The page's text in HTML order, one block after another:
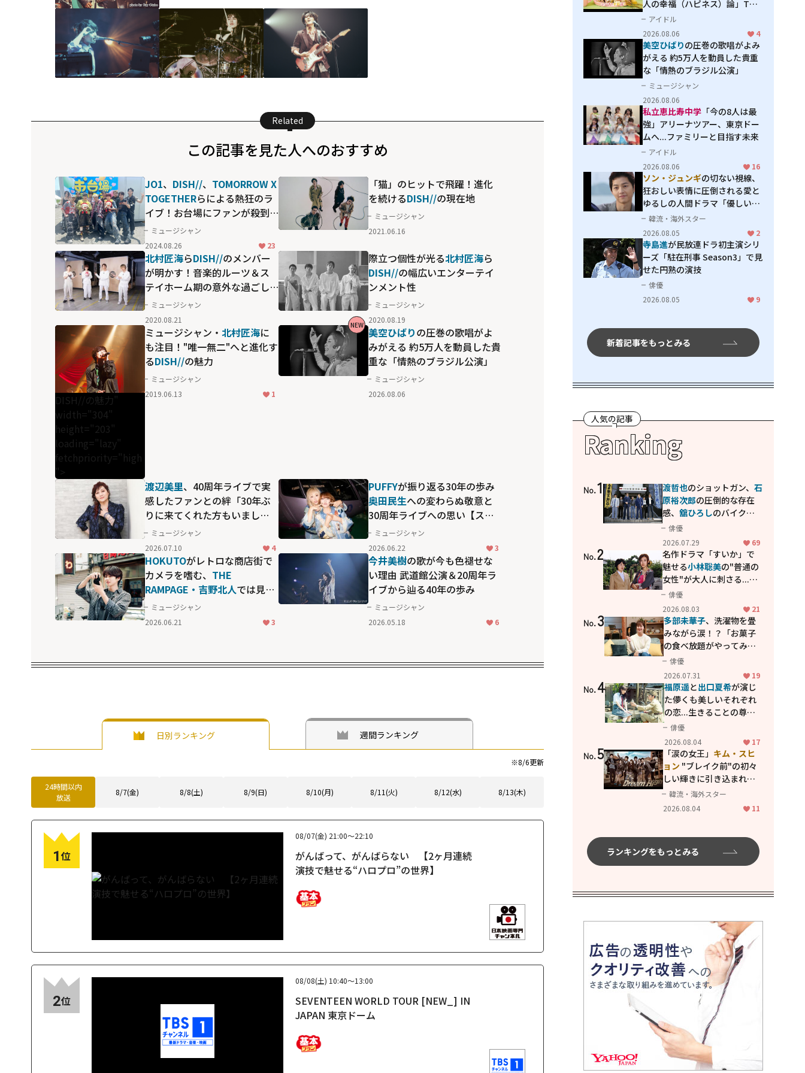
Related
この記事を見た人へのおすすめ
JO1、 DISH//、 TOMORROW X
TOGETHERらによる熱狂のラ
イブ！お台場にファンが殺到
した「めざましライブ」の名
場面
ミュージシャン
2024.08.26
23
「猫」のヒットで飛躍！進化
を続けるDISH//の現在地
ミュージシャン
2021.06.16
北村匠海らDISH//のメンバー
が明かす！音楽的ルーツ＆ス
テイホーム期の意外な過ごし
方ミュージシャン
2020.08.21
際立つ個性が光る北村匠海ら
DISH//の幅広いエンターテイ
ンメント性
ミュージシャン
2020.08.19
DISH//の魅力"
width="304"
height="203"
loading="lazy"
fetchpriority="high
">
ミュージシャン・ 北村匠海に
も注目！"唯一無二"へと進化す
るDISH//の魅力
ミュージシャン
2019.06.13
1
美空ひばりの圧巻の歌唱がよ
みがえる 約5万人を動員した貴
重な「情熱のブラジル公演」
ミュージシャン
2026.08.06
NEW
渡辺美里、40周年ライブで実
感したファンとの絆「30年ぶ
りに来てくれた方もいまし
た」
ミュージシャン
2026.07.10
4
PUFFYが振り返る30年の歩み
奥田民生への変わらぬ敬意と
30周年ライブへの思い【スカ
パー！30周年】
ミュージシャン
2026.06.22
3
HOKUTOがレトロな商店街で
カメラを嗜む、 THE
RAMPAGE・吉野北人では見ら
れない"素の顔"
ミュージシャン
2026.06.21
3
今井美樹の歌が今も色褪せな
い理由 武道館公演＆20周年ラ
イブから辿る40年の歩み
ミュージシャン
2026.05.18
6
日別ランキング 週間ランキング
※8/6更新
24時間以内
放送
8/7(金) 8/8(土) 8/9(日) 8/10(月) 8/11(火) 8/12(水) 8/13(木)
1位
08/07(金) 21:00～22:10
がんばって、がんばらない 【2ヶ月連続
演技で魅せる“ハロプロ”の世界】
2位
08/08(土) 10:40～13:00
SEVENTEEN WORLD TOUR [NEW_] IN
JAPAN 東京ドーム
人の幸福（ハピネス）論」THE
MAKING
アイドル
2026.08.06
4
美空ひばりの圧巻の歌唱がよみ
がえる 約5万人を動員した貴重
な「情熱のブラジル公演」
ミュージシャン
2026.08.06
私立恵比寿中学 「今の8人は最
強」アリーナツアー、東京ドー
ムへ...ファミリーと目指す未来
アイドル
2026.08.06
16
ソン・ジュンギの切ない視線、
狂おしい表情に圧倒される――愛と
ゆるしの人間ドラマ「優しい
男」
韓流・海外スター
2026.08.05
2
寺島進が民放連ドラ初主演シリ
ーズ「駐在刑事 Season3」で見
せた円熟の演技
俳優
2026.08.05
9
新着記事をもっとみる
人気の記事
Ranking
No.1 渡哲也のショットガン、石
原裕次郎の圧倒的な存在
感、舘ひろしのバイクア
クション！"大門軍団"の
カッコよさが詰まった
「西部警察 PART-II」
俳優
2026.07.29
69
No.2
名作ドラマ「すいか」で
魅せる小林聡美の"普通の
女性"が大人に刺さる...映
画「かもめ食堂」にも通
じる静かな芝居
俳優
2026.08.03
21
No.3 多部未華子、洗濯物を畳
みながら涙！？「お菓子
の食べ放題がやってみた
い」ハンディファン4台の
暑さ対策も明かす
俳優
2026.07.31
19
No.4 福原遥と出口夏希が演じ
た儚くも美しいそれぞれ
の恋...生きることの尊さ
を教えてくれた映画「あ
の花が咲く丘で、君とま
た出会えたら。」
俳優
2026.08.04
17
No.5 「涙の女王」 キム・スヒ
ョン "ブレイク前"の初々
しい輝きに引き込まれ
る...2PM テギョン
共演の青春名作「ドリー
韓流・海外スター
2026.08.04
11
ランキングをもっとみる